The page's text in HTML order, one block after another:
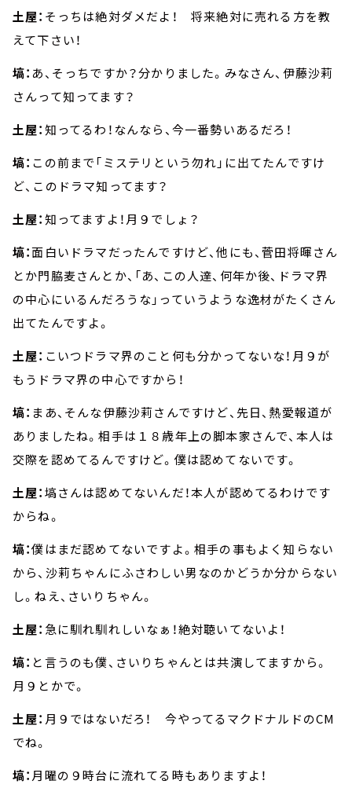
土屋： そっちは絶対ダメだよ！ 将来絶対に売れる方を教
えて下さい！
塙： あ、そっちですか？分かりました。みなさん、伊藤沙莉
さんって知ってます？
土屋：知ってるわ！なんなら、今一番勢いあるだろ！
塙： この前まで「ミステリという勿れ」に出てたんですけ
ど、このドラマ知ってます？
土屋：知ってますよ！月９でしょ？
塙：面白いドラマだったんですけど、他にも、菅田将暉さん
とか門脇麦さんとか、「あ、この人達、何年か後、ドラマ界
の中心にいるんだろうな」っていうような逸材がたくさん
出てたんですよ。
土屋： こいつドラマ界のこと何も分かってないな！月９が
もうドラマ界の中心ですから！
塙： まあ、そんな伊藤沙莉さんですけど、先日、熱愛報道が
ありましたね。相手は１８歳年上の脚本家さんで、本人は
交際を認めてるんですけど。僕は認めてないです。
土屋：塙さんは認めてないんだ！本人が認めてるわけです
からね。
塙：僕はまだ認めてないですよ。相手の事もよく知らない
から、沙莉ちゃんにふさわしい男なのかどうか分からない
し。ねえ、さいりちゃん。
土屋： 急に馴れ馴れしいなぁ！絶対聴いてないよ！
塙： と言うのも僕、さいりちゃんとは共演してますから。
月９とかで。
土屋： 月９ではないだろ！ 今やってるマクドナルドのCM
でね。
塙： 月曜の９時台に流れてる時もありますよ！